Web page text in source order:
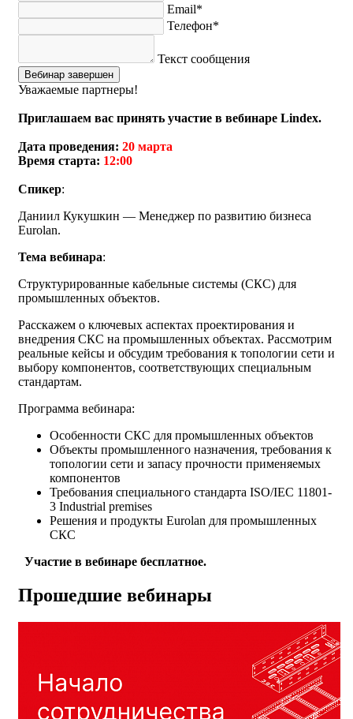
Email*
Телефон*
Текст сообщения
Вебинар завершен
Уважаемые партнеры!
Приглашаем вас принять участие в вебинаре Lindex.
Дата проведения: 20 марта
Время старта: 12:00
Спикер:
Даниил Кукушкин — Менеджер по развитию бизнеса
Eurolan.
Тема вебинара:
Структурированные кабельные системы (СКС) для
промышленных объектов.
Расскажем о ключевых аспектах проектирования и
внедрения СКС на промышленных объектах. Рассмотрим
реальные кейсы и обсудим требования к топологии сети и
выбору компонентов, соответствующих специальным
стандартам.
Программа вебинара:
Особенности СКС для промышленных объектов
Объекты промышленного назначения, требования к
топологии сети и запасу прочности применяемых
компонентов
Требования специального стандарта ISO/IEC 11801-
3 Industrial premises
Решения и продукты Eurolan для промышленных
СКС
Участие в вебинаре бесплатное.
Прошедшие вебинары